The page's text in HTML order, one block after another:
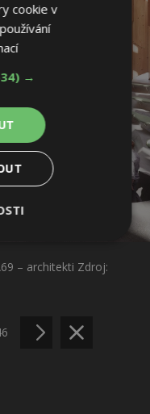
– architekti Zdroj:
cookie v
→
soubory